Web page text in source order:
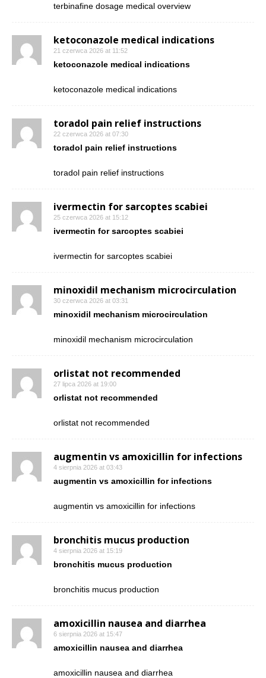
terbinafine dosage medical overview
ketoconazole medical indications
21 czerwca 2026 at 11:52
ketoconazole medical indications
ketoconazole medical indications
toradol pain relief instructions
22 czerwca 2026 at 07:30
toradol pain relief instructions
toradol pain relief instructions
ivermectin for sarcoptes scabiei
25 czerwca 2026 at 15:12
ivermectin for sarcoptes scabiei
ivermectin for sarcoptes scabiei
minoxidil mechanism microcirculation
30 czerwca 2026 at 03:31
minoxidil mechanism microcirculation
minoxidil mechanism microcirculation
orlistat not recommended
27 lipca 2026 at 19:00
orlistat not recommended
orlistat not recommended
augmentin vs amoxicillin for infections
4 sierpnia 2026 at 03:43
augmentin vs amoxicillin for infections
augmentin vs amoxicillin for infections
bronchitis mucus production
4 sierpnia 2026 at 15:19
bronchitis mucus production
bronchitis mucus production
amoxicillin nausea and diarrhea
6 sierpnia 2026 at 15:47
amoxicillin nausea and diarrhea
amoxicillin nausea and diarrhea